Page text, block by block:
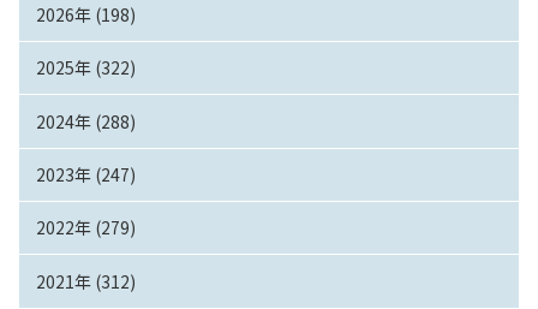
2026年 (198)
2025年 (322)
2024年 (288)
2023年 (247)
2022年 (279)
2021年 (312)